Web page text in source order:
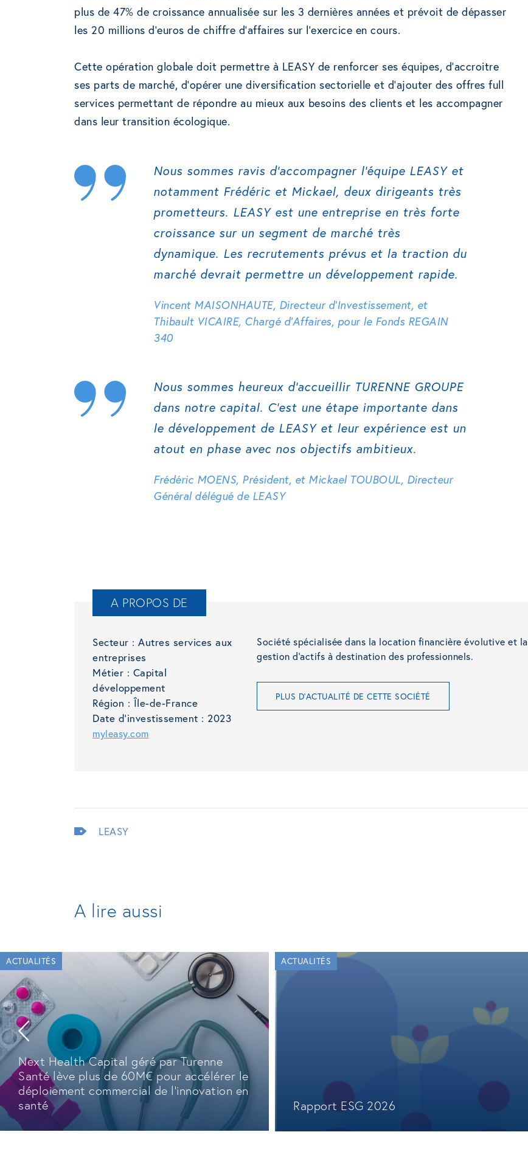
plus de 47% de croissance annualisée sur les 3 dernières années et prévoit de dépasser
les 20 millions d’euros de chiffre d’affaires sur l’exercice en cours.
Cette opération globale doit permettre à LEASY de renforcer ses équipes, d’accroitre
ses parts de marché, d’opérer une diversification sectorielle et d’ajouter des offres full
services permettant de répondre au mieux aux besoins des clients et les accompagner
dans leur transition écologique.
Nous sommes ravis d’accompagner l’équipe LEASY et
notamment Frédéric et Mickael, deux dirigeants très
prometteurs. LEASY est une entreprise en très forte
croissance sur un segment de marché très
dynamique. Les recrutements prévus et la traction du
marché devrait permettre un développement rapide.
Vincent MAISONHAUTE, Directeur d’Investissement, et
Thibault VICAIRE, Chargé d’Affaires, pour le Fonds REGAIN
340
Nous sommes heureux d’accueillir TURENNE GROUPE
dans notre capital. C’est une étape importante dans
le développement de LEASY et leur expérience est un
atout en phase avec nos objectifs ambitieux.
Frédéric MOENS, Président, et Mickael TOUBOUL, Directeur
Général délégué de LEASY
A PROPOS DE
Secteur : Autres services aux
entreprises
Métier : Capital
développement
Région : Île-de-France
Date d'investissement : 2023
myleasy.com
Société spécialisée dans la location financière évolutive et la
gestion d’actifs à destination des professionnels.
PLUS D'ACTUALITÉ DE CETTE SOCIÉTÉ
LEASY
A lire aussi
ACTUALITÉS
Next Health Capital géré par Turenne
Santé lève plus de 60M€ pour accélérer le
déploiement commercial de l'innovation en
santé
ACTUALITÉS
Rapport ESG 2026